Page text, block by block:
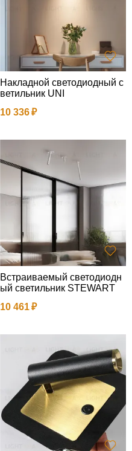
Накладной светодиодный с
ветильник UNI
10 336
Встраиваемый светодиодн
ый светильник STEWART
10 461